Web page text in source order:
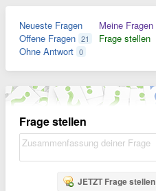
Neueste Fragen
Offene Fragen 21
Ohne Antwort 0
Meine Fragen
Frage stellen
Frage stellen
JETZT Frage stellen